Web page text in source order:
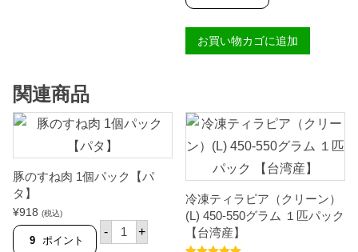
キ
ン
（
0
g
【
ブ
ラ
ジ
ル
お買い物カゴに追加
関連商品
豚のすね肉 1個パック【パ
タ】
¥918 (税込)
9 ポイント
- 豚
の
+
冷凍ティラピア（クリーン）
(L) 450-550グラム １匹パック
【台湾産】